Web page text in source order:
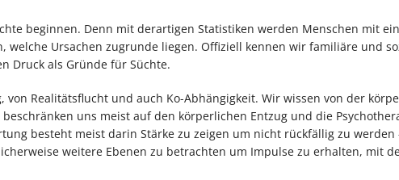
beginnen. Denn mit derartigen Statistiken werden Menschen mit
welche Ursachen zugrunde liegen. Offiziell kennen wir familiäre und
Druck als Gründe für Süchte.
von Realitätsflucht und auch Ko-Abhängigkeit. Wir wissen von der
uns meist auf den körperlichen Entzug und die
besteht meist darin Stärke zu zeigen um nicht rückfällig zu werden
weitere Ebenen zu betrachten um Impulse zu erhalten, mit